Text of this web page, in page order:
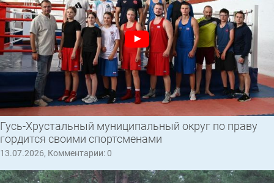
Гусь-Хрустальный муниципальный округ по праву
гордится своими спортсменами
13.07.2026, Комментарии: 0